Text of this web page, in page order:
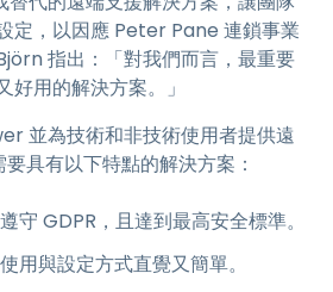
定，以因應 Peter Pane 連鎖事業
指出：「對我們而言，最重要
好用的解決方案。」
並為技術和非技術使用者提供遠
具有以下特點的解決方案：
守 GDPR，且達到最高安全標準。
用與設定方式直覺又簡單。